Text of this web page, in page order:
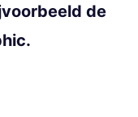
de